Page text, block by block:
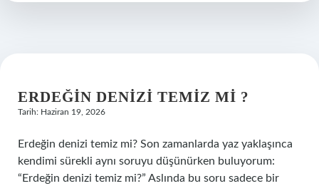
günah
ERDEĞIN DENIZI TEMIZ MI ?
Tarih: Haziran 19, 2026
Erdeğin denizi temiz mi? Son zamanlarda yaz yaklaşınca
kendimi sürekli aynı soruyu düşünürken buluyorum:
“Erdeğin denizi temiz mi?” Aslında bu soru sadece bir